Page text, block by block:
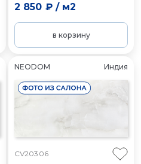
2 850 ₽/ м2
в корзину
NEODOM Индия
CV20306